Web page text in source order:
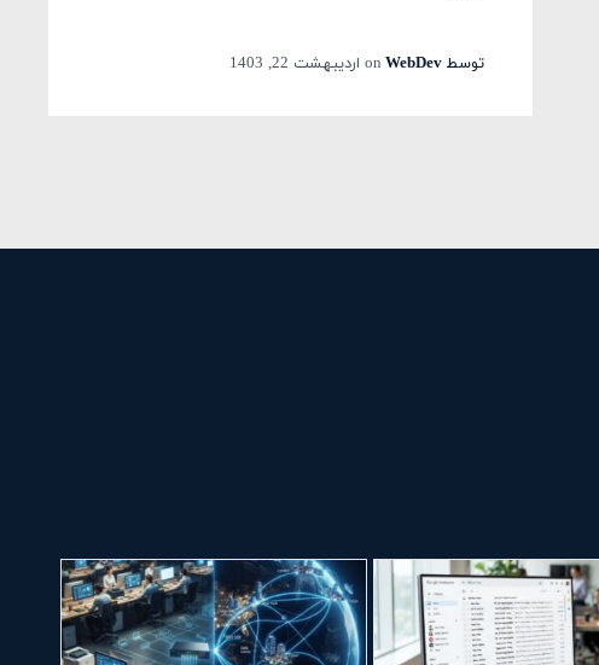
توسطWebDev
on اردیبهشت 22, 1403